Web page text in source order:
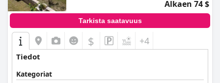
Alkaen 74 $
Tarkista saatavuus
$ +4
Tiedot
Kategoriat